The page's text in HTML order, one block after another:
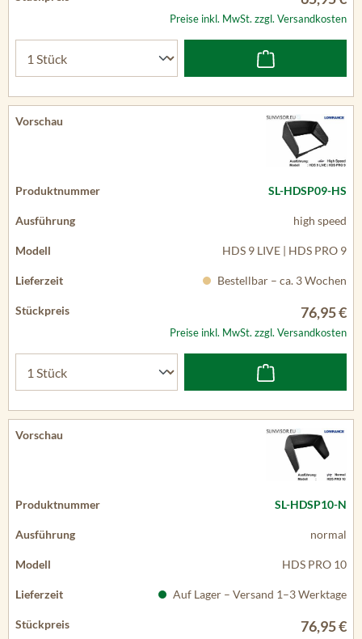
Preise inkl. MwSt. zzgl. Versandkosten
SL-HDSP09-HS
high speed
HDS 9 LIVE | HDS PRO 9
Bestellbar – ca. 3 Wochen
76,95 €
Preise inkl. MwSt. zzgl. Versandkosten
SL-HDSP10-N
normal
HDS PRO 10
Auf Lager – Versand 1–3 Werktage
76,95 €